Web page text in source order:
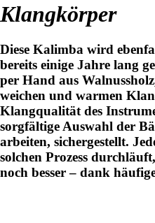
Klangkörper
Diese Kalimba wird
bereits einige Jahre lang
per Hand aus
weichen und warmen
Klangqualität des
sorgfältige Auswahl der
arbeiten, sichergestellt.
solchen Prozess
noch besser – dank